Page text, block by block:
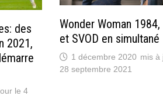
des
2021,
4
Wonder Woman
et SVOD en simultané
1 décembre 2020
28 septembre 2021